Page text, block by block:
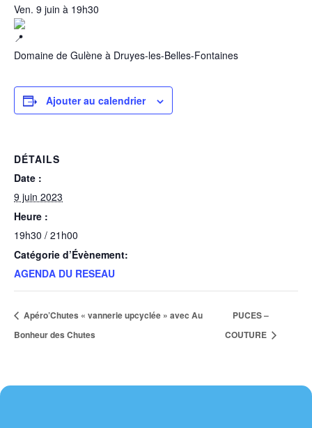
Ven. 9 juin à 19h30
Domaine de Gulène à Druyes-les-Belles-Fontaines
Ajouter au calendrier
DÉTAILS
Date :
9 juin 2023
Heure :
19h30 / 21h00
Catégorie d’Évènement:
AGENDA DU RESEAU
Apéro’Chutes « vannerie upcyclée » avec Au
Bonheur des Chutes
PUCES –
COUTURE